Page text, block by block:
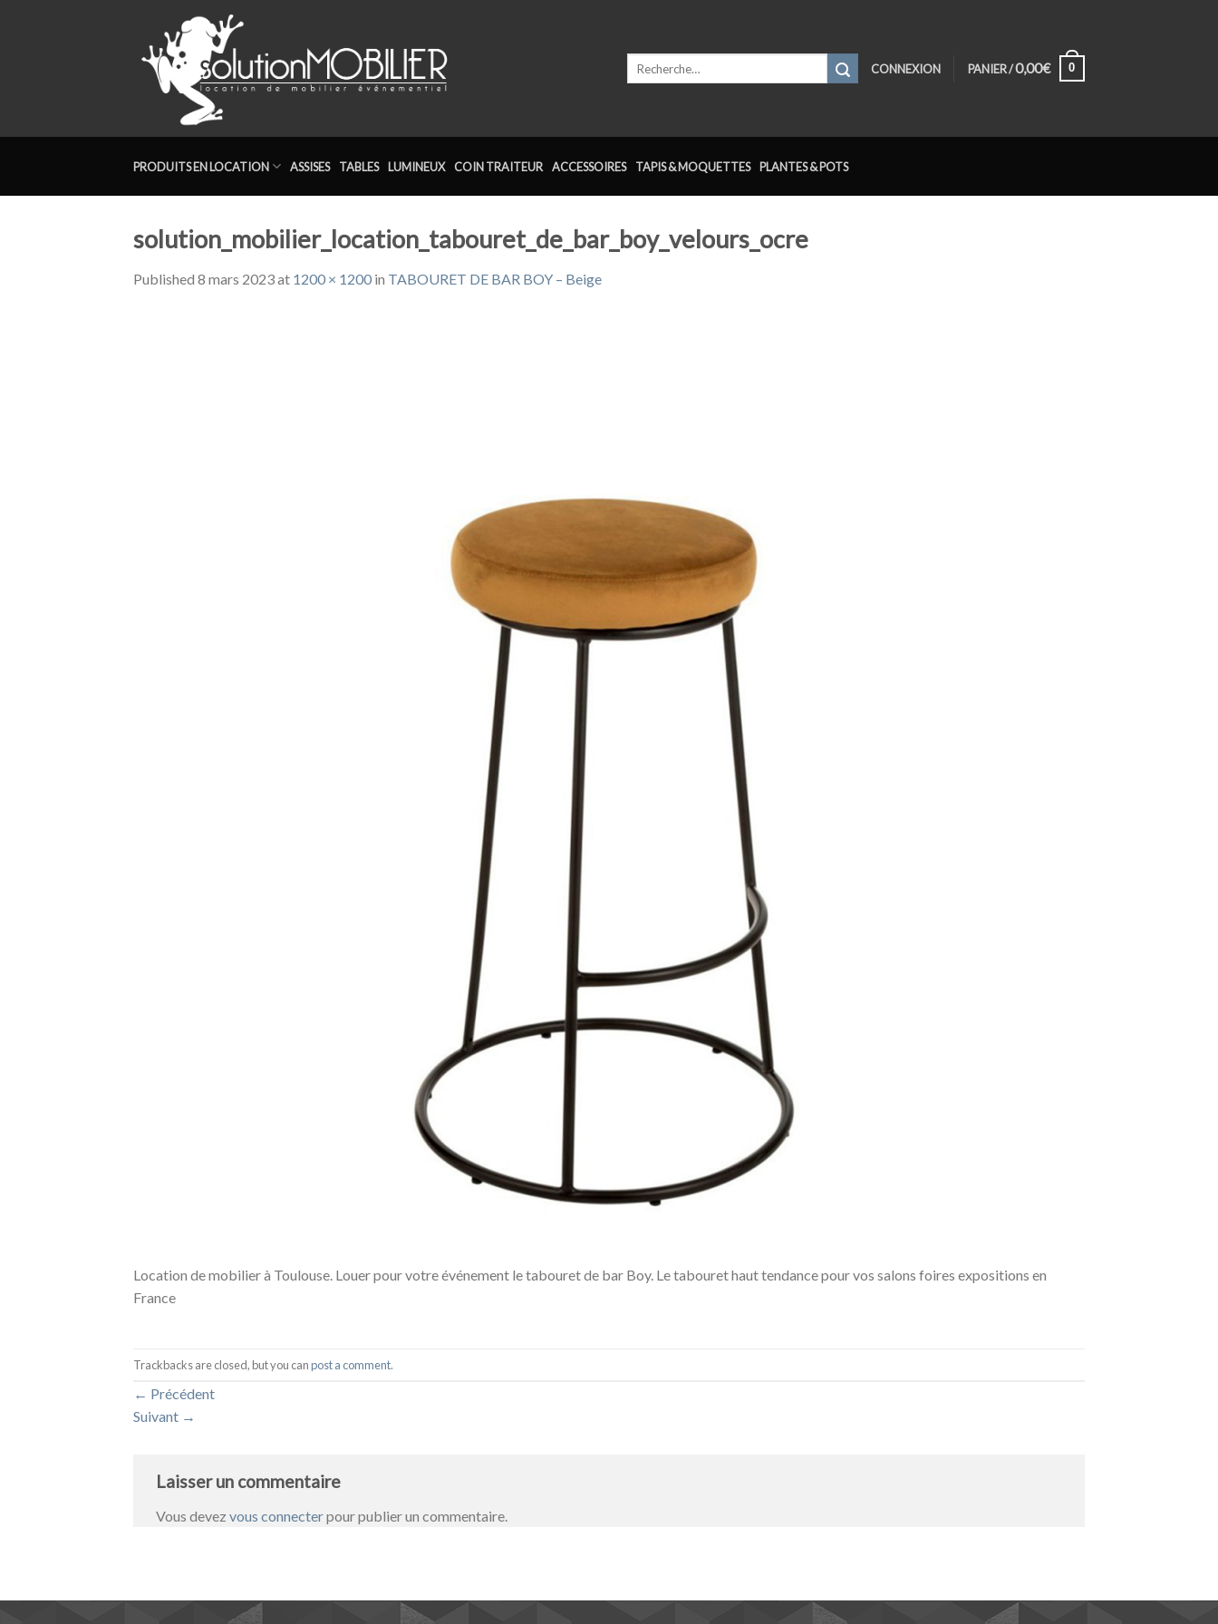
CONNEXION PANIER /0,00€ 0
PRODUITS EN LOCATION ASSISES TABLES LUMINEUX COIN TRAITEUR ACCESSOIRES TAPIS & MOQUETTES PLANTES & POTS
solution_mobilier_location_tabouret_de_bar_boy_velours_ocre
Published 8 mars 2023at 1200 × 1200 in TABOURET DE BAR BOY – Beige
Location de mobilier à Toulouse. Louer pour votre événement le tabouret de bar Boy. Le tabouret haut tendance pour vos salons foires expositions en
France
Trackbacks are closed, but you canpost a comment.
← Précédent
Suivant →
Laisser un commentaire
Vous devez vous connecterpour publier un commentaire.